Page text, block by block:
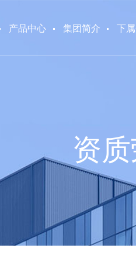
产品中心 集团简介 下
资